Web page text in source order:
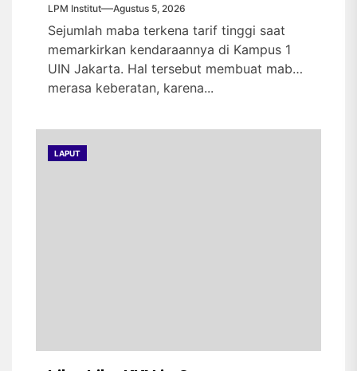
LPM Institut Agustus 5, 2026
Sejumlah maba terkena tarif tinggi saat
memarkirkan kendaraannya di Kampus 1
UIN Jakarta. Hal tersebut membuat maba
merasa keberatan, karena...
LAPUT